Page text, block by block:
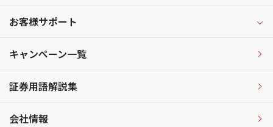
お客様サポート
キャンペーン一覧
証券用語解説集
会社情報